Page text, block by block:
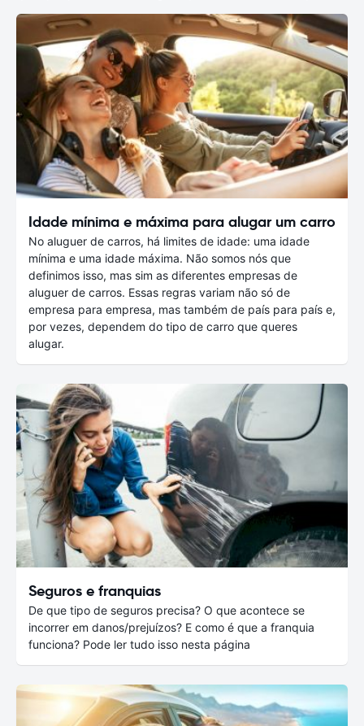
Idade mínima e máxima para alugar um carro
No aluguer de carros, há limites de idade: uma idade
mínima e uma idade máxima. Não somos nós que
definimos isso, mas sim as diferentes empresas de
aluguer de carros. Essas regras variam não só de
empresa para empresa, mas também de país para país e,
por vezes, dependem do tipo de carro que queres
alugar.
Seguros e franquias
De que tipo de seguros precisa? O que acontece se
incorrer em danos/prejuízos? E como é que a franquia
funciona? Pode ler tudo isso nesta página